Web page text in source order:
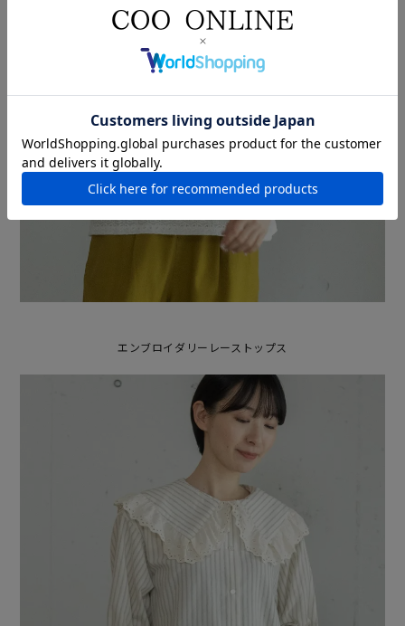
エンブロイダリーレーストップス